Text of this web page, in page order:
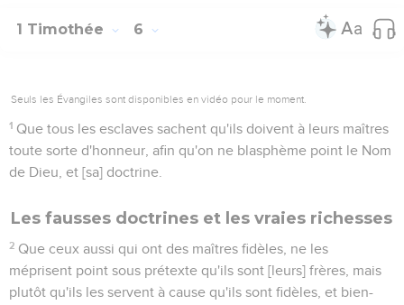
1 Timothée 6
Seuls les Évangiles sont disponibles en vidéo pour le moment.
1 Que tous les esclaves sachent qu'ils doivent à leurs maîtres
toute sorte d'honneur, afin qu'on ne blasphème point le Nom
de Dieu, et [sa] doctrine.
Les fausses doctrines et les vraies richesses
2 Que ceux aussi qui ont des maîtres fidèles, ne les
méprisent point sous prétexte qu'ils sont [leurs] frères, mais
plutôt qu'ils les servent à cause qu'ils sont fidèles, et bien-